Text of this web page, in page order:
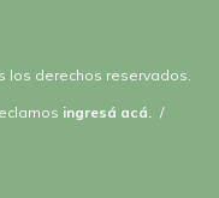
los derechos reservados.
ingresá acá. /